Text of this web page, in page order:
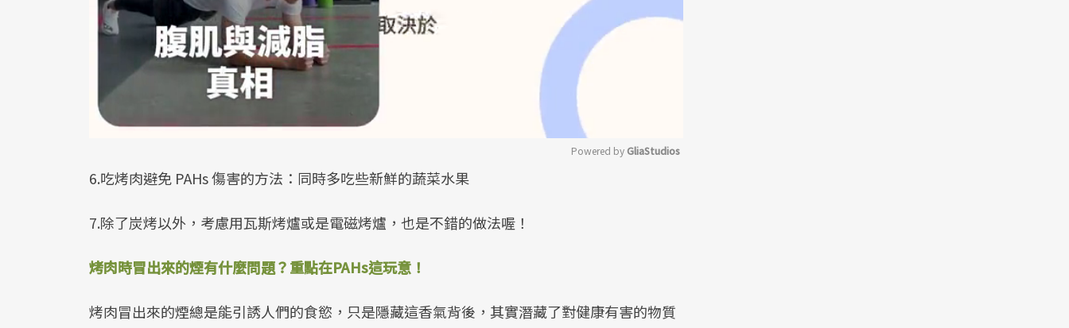
Powered by GliaStudios
6.吃烤肉避免 PAHs 傷害的方法：同時多吃些新鮮的蔬菜水果
7.除了炭烤以外，考慮用瓦斯烤爐或是電磁烤爐，也是不錯的做法喔！
烤肉時冒出來的煙有什麼問題？重點在PAHs這玩意！
烤肉冒出來的煙總是能引誘人們的食慾，只是隱藏這香氣背後，其實潛藏了對健康有害的物質